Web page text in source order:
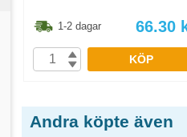
1-2 dagar 66.30
KÖP
Andra köpte även